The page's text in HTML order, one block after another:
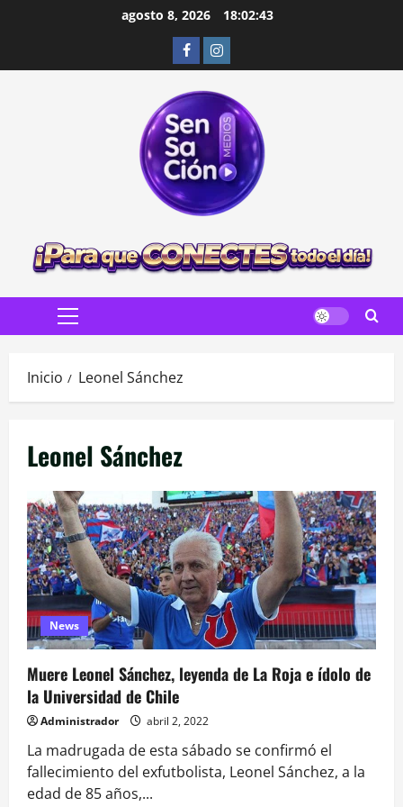
agosto 8, 2026 18:02:44
FacebookInstagram
Menú
Inicio Leonel Sánchez
Leonel Sánchez
News
Muere Leonel Sánchez, leyenda de La Roja e ídolo de
la Universidad de Chile
Administrador abril 2, 2022
La madrugada de esta sábado se confirmó el
fallecimiento del exfutbolista, Leonel Sánchez, a la
edad de 85 años,...